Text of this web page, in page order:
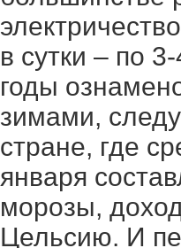
в сутки – по
годы
зимами,
стране, где
января
морозы,
Цельсию. И